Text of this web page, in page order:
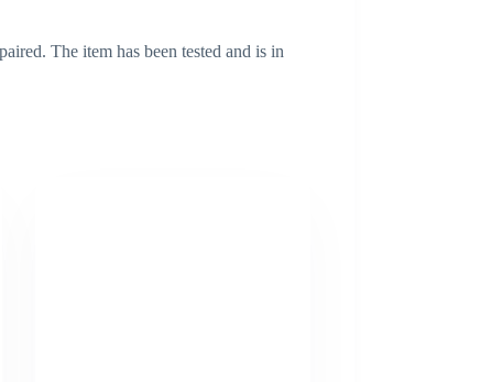
The item has been tested and is in